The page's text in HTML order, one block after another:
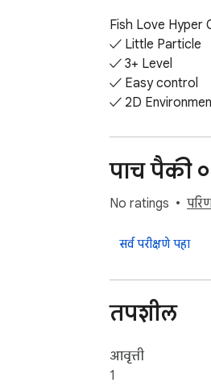
Fish Love Hyper
✓ Little Particle
✓ 3+ Level
✓ Easy control
✓ 2D
Finally, you can
ads.
Help and Contact
पाच पैकी ०
No ratings
सर्व परीक्षणे पहा
तपशील
आवृत्ती
1